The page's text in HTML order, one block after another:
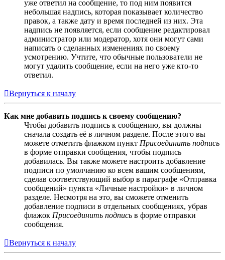
уже ответил на сообщение, то под ним появится
небольшая надпись, которая показывает количество
правок, а также дату и время последней из них. Эта
надпись не появляется, если сообщение редактировал
администратор или модератор, хотя они могут сами
написать о сделанных изменениях по своему
усмотрению. Учтите, что обычные пользователи не
могут удалить сообщение, если на него уже кто-то
ответил.
Вернуться к началу
Как мне добавить подпись к своему сообщению?
Чтобы добавить подпись к сообщению, вы должны
сначала создать её в личном разделе. После этого вы
можете отметить флажком пункт Присоединить подпись
в форме отправки сообщения, чтобы подпись
добавилась. Вы также можете настроить добавление
подписи по умолчанию ко всем вашим сообщениям,
сделав соответствующий выбор в параграфе «Отправка
сообщений» пункта «Личные настройки» в личном
разделе. Несмотря на это, вы сможете отменить
добавление подписи в отдельных сообщениях, убрав
флажок Присоединить подпись в форме отправки
сообщения.
Вернуться к началу